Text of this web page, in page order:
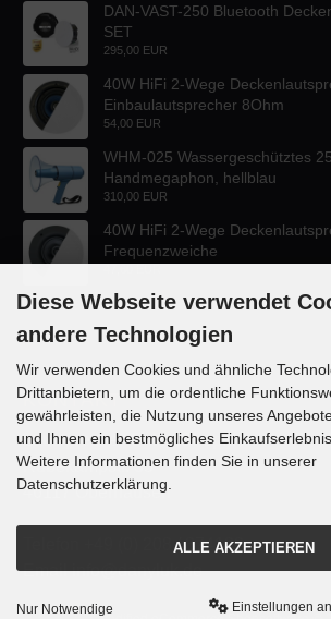
DAN-VAST-250 Bluetooth
SET
295,00 EUR
40W HiFi 2-Wege
Einbaulautsprecher 8Ohm
54,00 EUR
WHM-025 Wassergeschütztes
Handmegaphon, hellblau
310,00 EUR
40W HiFi 2-Wege
Frequenzweiche
KONTAKT
Lautsprecher-OnlineShop.de
Rübekampstr. 35
46117 Oberhausen
Telefon +49 (0) 208 / 874188
Email info@danyluk.de
Diese Webseite verwendet
andere Technologien
Wir verwenden Cookies und ähnliche
Drittanbietern, um die ordentliche
gewährleisten, die Nutzung unseres
und Ihnen ein bestmögliches
Weitere Informationen finden Sie in unserer
Datenschutzerklärung.
ALLE AKZEPTIEREN
Nur Notwendige Einstellungen